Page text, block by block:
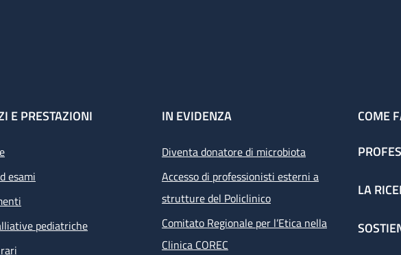
E PRESTAZIONI
esami
pediatriche
IN EVIDENZA
Diventa donatore di microbiota
Accesso di professionisti esterni a
strutture del Policlinico
Comitato Regionale per l’Etica nella
Clinica COREC
COME
LA